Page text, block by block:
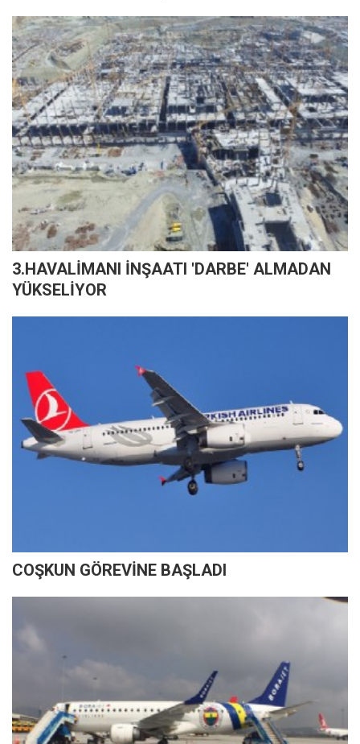
3.HAVALİMANI İNŞAATI 'DARBE' ALMADAN
YÜKSELİYOR
COŞKUN GÖREVİNE BAŞLADI